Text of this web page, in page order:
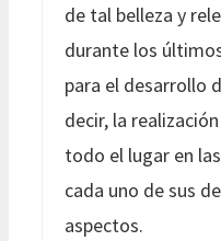
de tal belleza y
durante los
para el desarrollo
decir, la
todo el lugar en
cada uno de sus
aspectos.